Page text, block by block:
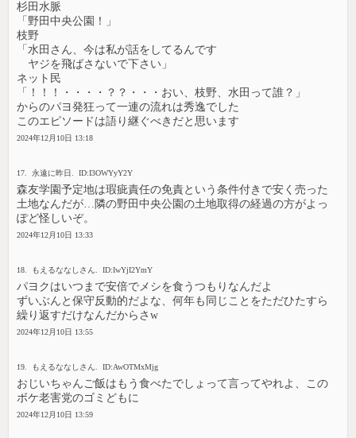
杉田水脈
「野田中央公園！」
枝野
「水田さん、今は私が話をしてるんです
ヤジを飛ばさないで下さい」
ネット民
「！！！・・・・？？・・・おい、枝野、水田って誰？」
からのパヨ発狂って一連の流れは秀逸でした
このエピソードは語り継ぐべきだと思います
2024年12月10日 13:18
17. 永遠に昨日. ID:I3OWYyY2Y
森友学園予定地は瑕疵責任の免責という条件付きで安く売った
土地なんだが…隣の野田中央公園の土地取得の経過の方がよっ
ぽど怪しいぞ。
2024年12月10日 13:33
18. もえるななしさん. ID:IwYjI2YmY
パヨクはいつまで安倍でメシを食うつもりなんだよ
ずいぶんと保守反動的だよな、何年も同じことをただひたすら
繰り返すだけなんだからさw
2024年12月10日 13:55
19. もえるななしさん. ID:AwOTMxMjg
おじいちゃんご飯はもう食べたでしょって言ってやれよ、この
ボケ老害党のゴミどもに
2024年12月10日 13:59